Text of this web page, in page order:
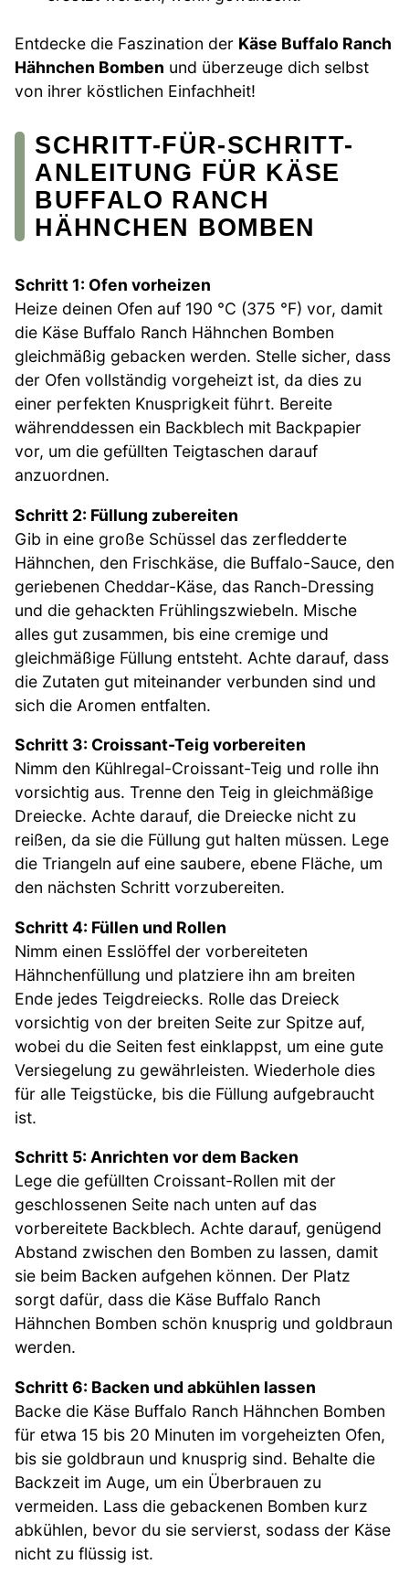
Entdecke die Faszination der Käse Buffalo Ranch
Hähnchen Bomben und überzeuge dich selbst
von ihrer köstlichen Einfachheit!
SCHRITT-FÜR-SCHRITT-
ANLEITUNG FÜR KÄSE
BUFFALO RANCH
HÄHNCHEN BOMBEN
Schritt 1: Ofen vorheizen
Heize deinen Ofen auf 190 °C (375 °F) vor, damit
die Käse Buffalo Ranch Hähnchen Bomben
gleichmäßig gebacken werden. Stelle sicher, dass
der Ofen vollständig vorgeheizt ist, da dies zu
einer perfekten Knusprigkeit führt. Bereite
währenddessen ein Backblech mit Backpapier
vor, um die gefüllten Teigtaschen darauf
anzuordnen.
Schritt 2: Füllung zubereiten
Gib in eine große Schüssel das zerfledderte
Hähnchen, den Frischkäse, die Buffalo-Sauce, den
geriebenen Cheddar-Käse, das Ranch-Dressing
und die gehackten Frühlingszwiebeln. Mische
alles gut zusammen, bis eine cremige und
gleichmäßige Füllung entsteht. Achte darauf, dass
die Zutaten gut miteinander verbunden sind und
sich die Aromen entfalten.
Schritt 3: Croissant-Teig vorbereiten
Nimm den Kühlregal-Croissant-Teig und rolle ihn
vorsichtig aus. Trenne den Teig in gleichmäßige
Dreiecke. Achte darauf, die Dreiecke nicht zu
reißen, da sie die Füllung gut halten müssen. Lege
die Triangeln auf eine saubere, ebene Fläche, um
den nächsten Schritt vorzubereiten.
Schritt 4: Füllen und Rollen
Nimm einen Esslöffel der vorbereiteten
Hähnchenfüllung und platziere ihn am breiten
Ende jedes Teigdreiecks. Rolle das Dreieck
vorsichtig von der breiten Seite zur Spitze auf,
wobei du die Seiten fest einklappst, um eine gute
Versiegelung zu gewährleisten. Wiederhole dies
für alle Teigstücke, bis die Füllung aufgebraucht
ist.
Schritt 5: Anrichten vor dem Backen
Lege die gefüllten Croissant-Rollen mit der
geschlossenen Seite nach unten auf das
vorbereitete Backblech. Achte darauf, genügend
Abstand zwischen den Bomben zu lassen, damit
sie beim Backen aufgehen können. Der Platz
sorgt dafür, dass die Käse Buffalo Ranch
Hähnchen Bomben schön knusprig und goldbraun
werden.
Schritt 6: Backen und abkühlen lassen
Backe die Käse Buffalo Ranch Hähnchen Bomben
für etwa 15 bis 20 Minuten im vorgeheizten Ofen,
bis sie goldbraun und knusprig sind. Behalte die
Backzeit im Auge, um ein Überbrauen zu
vermeiden. Lass die gebackenen Bomben kurz
abkühlen, bevor du sie servierst, sodass der Käse
nicht zu flüssig ist.